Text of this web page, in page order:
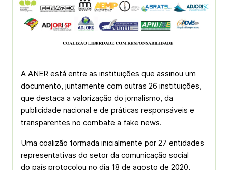
Aner
A ANER está entre as instituições que assinou um
documento, juntamente com outras 26 instituições,
que destaca a valorização do jornalismo, da
publicidade nacional e de práticas responsáveis e
transparentes no combate a fake news.
Uma coalizão formada inicialmente por 27 entidades
representativas do setor da comunicação social
do país protocolou no dia 18 de agosto de 2020,